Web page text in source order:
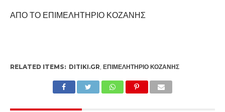
ΑΠΟ ΤΟ ΕΠΙΜΕΛΗΤΗΡΙΟ ΚΟΖΑΝΗΣ
RELATED ITEMS: DITIKI.GR, ΕΠΙΜΕΛΗΤΉΡΙΟ ΚΟΖΆΝΗΣ